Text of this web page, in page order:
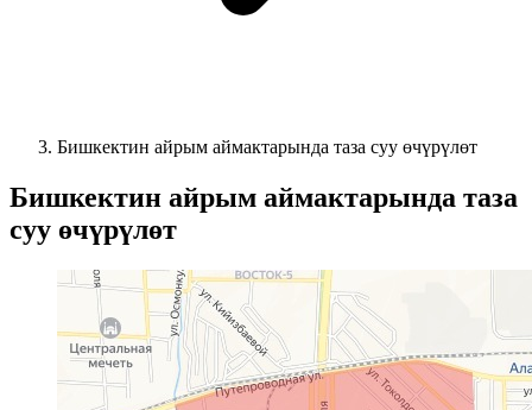
Бишкектин айрым аймактарында таза суу өчүрүлөт
Бишкектин айрым аймактарында таза
суу өчүрүлөт